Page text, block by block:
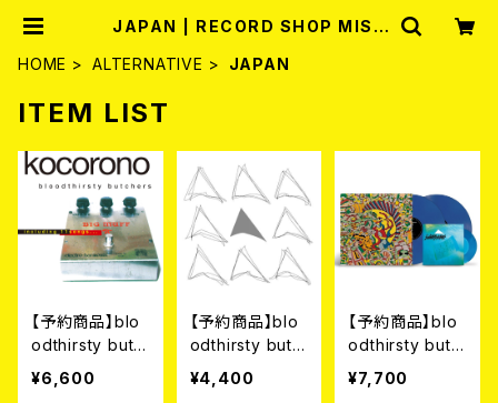
JAPAN | RECORD SHOP MISE
HOME
ALTERNATIVE JAPAN
ITEM LIST
【予約商品】blo
odthirsty butc
hers - kocoro
no【完全盤】(2L
¥6,600
【予約商品】blo
odthirsty butc
hers / 「△」SA
NKAKU+2 (LP)
¥4,400
【予約商品】blo
odthirsty butc
hers / 未完成+
「△」サンカク(2
¥7,700